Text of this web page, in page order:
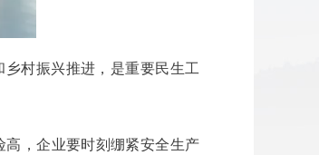
村振兴推进，是重要民生工
，企业要时刻绷紧安全生产